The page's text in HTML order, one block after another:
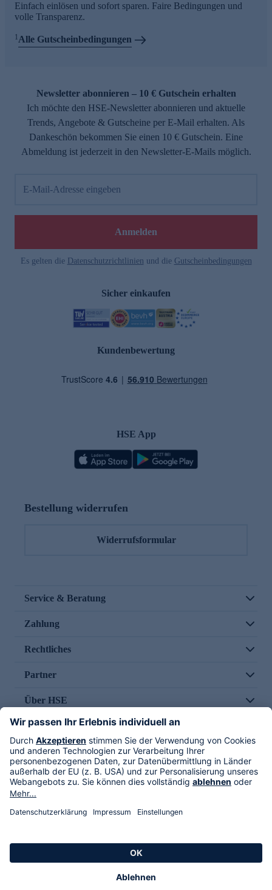
Einfach einlösen und sofort sparen. Faire Bedingungen und
volle Transparenz.
1Alle Gutscheinbedingungen
Newsletter abonnieren – 10 € Gutschein erhalten
Ich möchte den HSE-Newsletter abonnieren und aktuelle
Trends, Angebote & Gutscheine per E-Mail erhalten. Als
Dankeschön bekommen Sie einen 10 € Gutschein. Eine
Abmeldung ist jederzeit in den Newsletter-E-Mails möglich.
E-Mail-Adresse eingeben
Anmelden
Es gelten die Datenschutzrichtlinien und die Gutscheinbedingungen
Sicher einkaufen
Kundenbewertung
HSE App
Bestellung widerrufen
Widerrufsformular
Service & Beratung
Zahlung
Rechtliches
Partner
Über HSE
Im TV
HSE International